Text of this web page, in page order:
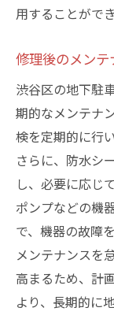
用することができ
修理後のメン
渋谷区の地下駐
期的なメンテナ
検を定期的に行
さらに、防水シ
し、必要に応じ
ポンプなどの機
で、機器の故障
メンテナンスを
高まるため、計
より、長期的に